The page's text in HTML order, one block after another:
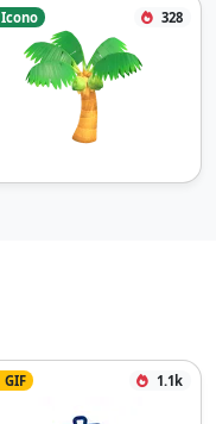
Icono 328
GIF 1.1k